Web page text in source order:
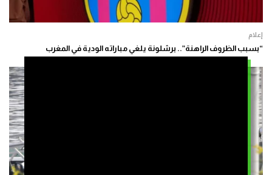
إعلام
“بسبب الظروف الراهنة”.. برشلونة يلغي مباراته الودية في المغرب